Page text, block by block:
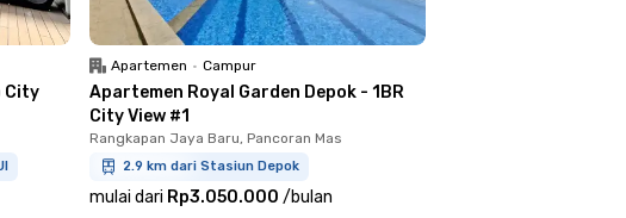
City
Apartemen • Campur
Apartemen Royal Garden Depok - 1BR
City View #1
Rangkapan Jaya Baru, Pancoran Mas
2.9 km dari Stasiun Depok
mulai dari Rp3.050.000 /bulan